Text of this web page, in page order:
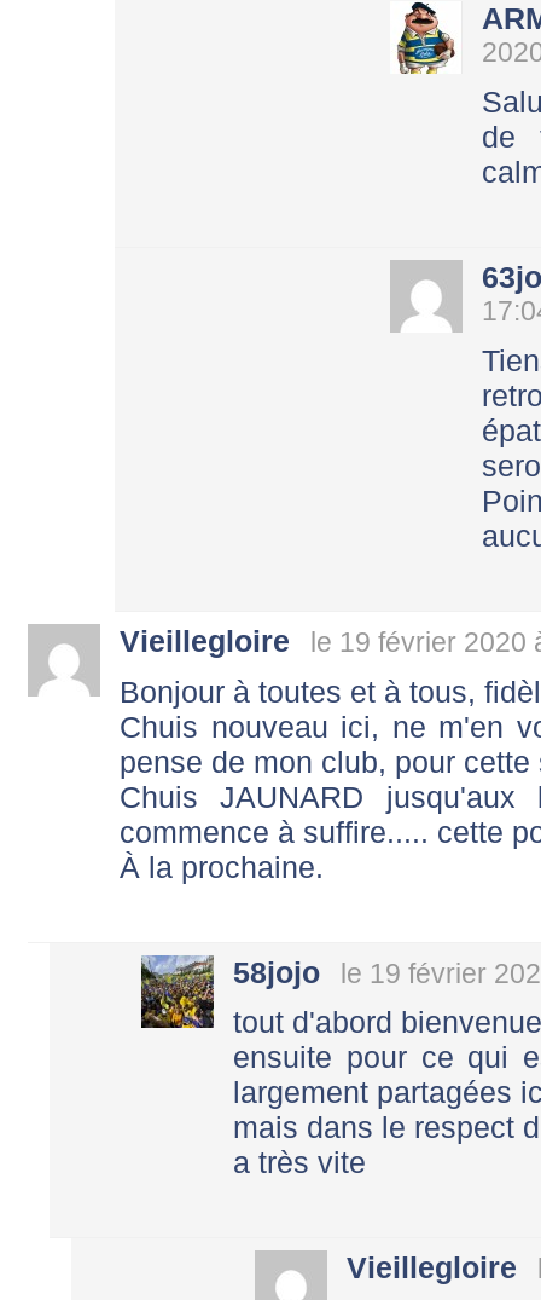
de
Vieillegloire le 19 février 2020
Bonjour à toutes et à tous,
Chuis nouveau ici, ne m'en
pense de mon club, pour cette
Chuis JAUNARD
commence à suffire..... cette
À la prochaine.
58jojo le 19 février
tout d'abord
ensuite pour ce qui
largement partagées
mais dans le respect
a très vite
Vieillegloire